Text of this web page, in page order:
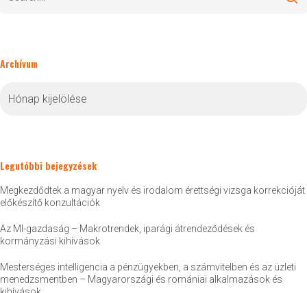
Archívum
Legutóbbi bejegyzések
Megkezdődtek a magyar nyelv és irodalom érettségi vizsga korrekcióját
előkészítő konzultációk
Az MI-gazdaság – Makrotrendek, iparági átrendeződések és
kormányzási kihívások
Mesterséges intelligencia a pénzügyekben, a számvitelben és az üzleti
menedzsmentben – Magyarországi és romániai alkalmazások és